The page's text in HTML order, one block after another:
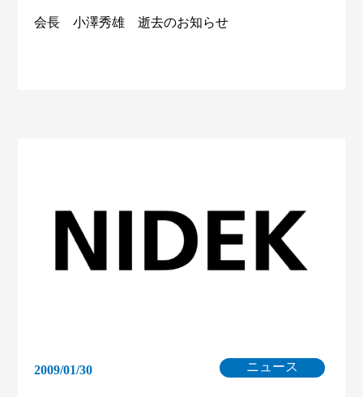
会長 小澤秀雄 逝去のお知らせ
2009/01/30 ニュース